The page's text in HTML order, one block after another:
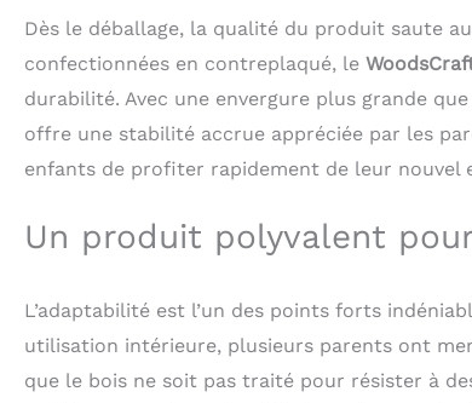
Le set
Dès le déballage, la qualité du produit saute
confectionnées en contreplaqué, le
durabilité. Avec une envergure plus grande
offre une stabilité accrue appréciée par les
enfants de profiter rapidement de leur nouvel
Un produit polyvalent
L’adaptabilité est l’un des points forts
utilisation intérieure, plusieurs parents ont
que le bois ne soit pas traité pour résister à